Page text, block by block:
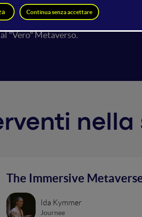
Online, Infopoint di nuova
della potenza tecnologica, questo
"Vero" Metaverso.
nella
The Immersive
Ida Kymmer
Journee